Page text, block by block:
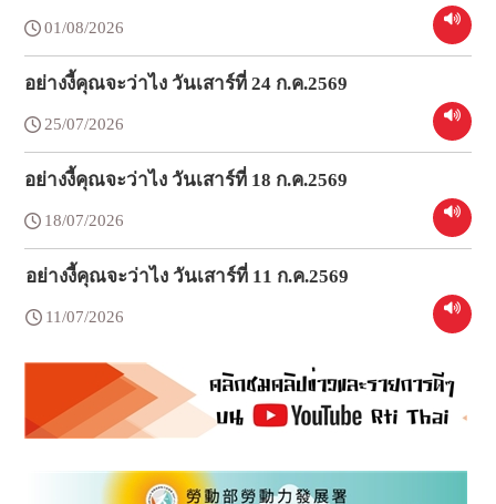
01/08/2026
อย่างงี้คุณจะว่าไง วันเสาร์ที่ 24 ก.ค.2569
25/07/2026
อย่างงี้คุณจะว่าไง วันเสาร์ที่ 18 ก.ค.2569
18/07/2026
อย่างงี้คุณจะว่าไง วันเสาร์ที่ 11 ก.ค.2569
11/07/2026